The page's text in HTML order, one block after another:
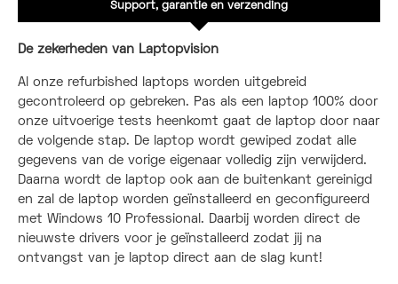
Support, garantie en verzending
De zekerheden van Laptopvision
Al onze refurbished laptops worden uitgebreid
gecontroleerd op gebreken. Pas als een laptop 100% door
onze uitvoerige tests heenkomt gaat de laptop door naar
de volgende stap. De laptop wordt gewiped zodat alle
gegevens van de vorige eigenaar volledig zijn verwijderd.
Daarna wordt de laptop ook aan de buitenkant gereinigd
en zal de laptop worden geïnstalleerd en geconfigureerd
met Windows 10 Professional. Daarbij worden direct de
nieuwste drivers voor je geïnstalleerd zodat jij na
ontvangst van je laptop direct aan de slag kunt!